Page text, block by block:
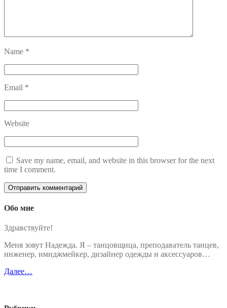
Name *
Email *
Website
Save my name, email, and website in this browser for the next
time I comment.
Обо мне
Здравствуйте!
Меня зовут Надежда. Я – танцовщица, преподаватель танцев,
инженер, имиджмейкер, дизайнер одежды и аксессуаров…
Далее…